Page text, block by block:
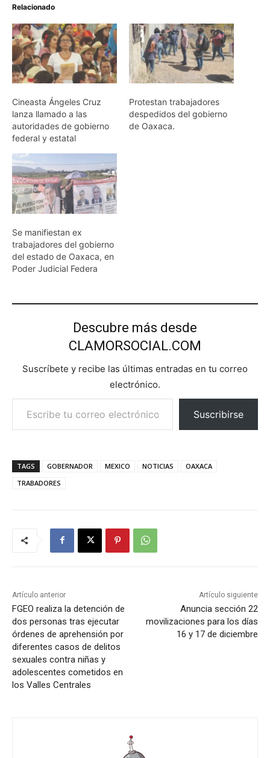
Relacionado
Cineasta Ángeles Cruz
lanza llamado a las
autoridades de gobierno
federal y estatal
Protestan trabajadores
despedidos del gobierno
de Oaxaca.
Se manifiestan ex
trabajadores del gobierno
del estado de Oaxaca, en
Poder Judicial Federa
Descubre más desde
CLAMORSOCIAL.COM
Suscríbete y recibe las últimas entradas en tu correo
electrónico.
Escribe tu correo electrónico…
Suscribirse
TAGS GOBERNADOR MEXICO NOTICIAS
OAXACA
TRABADORES
Artículo anterior
FGEO realiza la detención de
dos personas tras ejecutar
órdenes de aprehensión por
diferentes casos de delitos
sexuales contra niñas y
adolescentes cometidos en
los Valles Centrales
Artículo siguiente
Anuncia sección 22
movilizaciones para los días
16 y 17 de diciembre